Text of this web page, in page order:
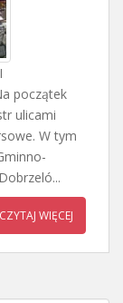
początek
ulicami
W tym
CZYTAJ WIĘCEJ